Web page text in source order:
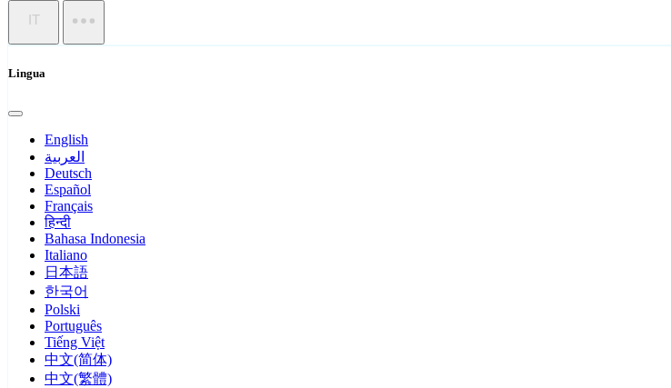
IT
Lingua
English
العربية
Deutsch
Español
Français
हिन्दी
Bahasa Indonesia
Italiano
日本語
한국어
Polski
Português
Tiếng Việt
中文(简体)
中文(繁體)